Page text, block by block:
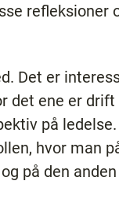
refleksioner
Det er
det ene er drift
på
hvor man
på den